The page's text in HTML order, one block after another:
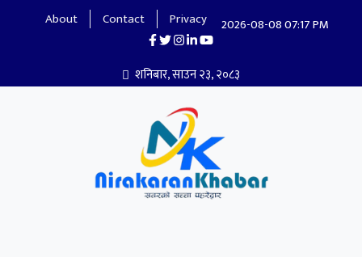
About Contact Privacy 2026-08-08 07:17 PM
शनिबार, साउन २३, २०८३